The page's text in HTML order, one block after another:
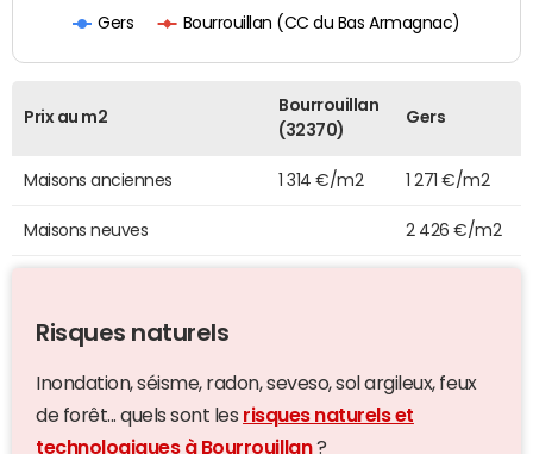
Gers Bourrouillan (CC du Bas Armagnac)
Prix au m2
Bourrouillan
(32370)
Gers
Maisons anciennes 1 314 €/m2 1 271 €/m2
Maisons neuves 2 426 €/m2
Risques naturels
Inondation, séisme, radon, seveso, sol argileux, feux
de forêt... quels sont les risques naturels et
technologiques à Bourrouillan?